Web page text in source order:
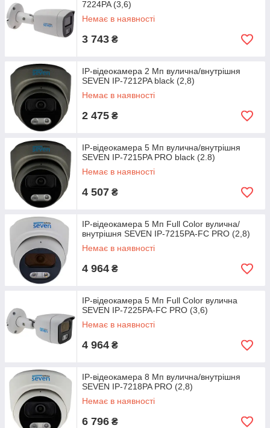
7224PA (3,6)
Немає в наявності
3 743 ₴
IP-відеокамера 2 Мп вулична/внутрішня
SEVEN IP-7212PA black (2,8)
Немає в наявності
2 475 ₴
IP-відеокамера 5 Мп вулична/внутрішня
SEVEN IP-7215PA PRO black (2.8)
Немає в наявності
4 507 ₴
IP-відеокамера 5 Мп Full Color вулична/
внутрішня SEVEN IP-7215PA-FC PRO (2,8)
Немає в наявності
4 964 ₴
IP-відеокамера 5 Мп Full Color вулична
SEVEN IP-7225PA-FC PRO (3,6)
Немає в наявності
4 964 ₴
IP-відеокамера 8 Мп вулична/внутрішня
SEVEN IP-7218PA PRO (2,8)
Немає в наявності
6 796 ₴